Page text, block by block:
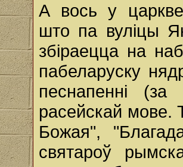
А вось у царкве
што па вуліцы
збіраецца на
пабеларуску
песнапенні
расейскай мове.
Божая",
святароў